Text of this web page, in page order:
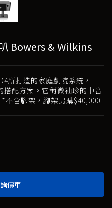
Bowers & Wilkins
所打造的家庭劇院系統，
搭配方案。它稍微袖珍的中音
不含腳架，腳架另購$40,000
價車